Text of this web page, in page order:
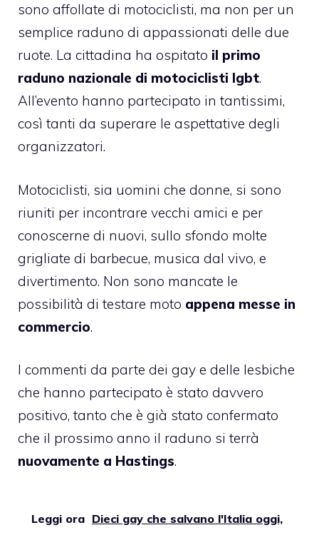
sono affollate di motociclisti, ma non per un
semplice raduno di appassionati delle due
ruote. La cittadina ha ospitato il primo
raduno nazionale di motociclisti lgbt.
All’evento hanno partecipato in tantissimi,
così tanti da superare le aspettative degli
organizzatori.
Motociclisti, sia uomini che donne, si sono
riuniti per incontrare vecchi amici e per
conoscerne di nuovi, sullo sfondo molte
grigliate di barbecue, musica dal vivo, e
divertimento. Non sono mancate le
possibilità di testare moto appena messe in
commercio.
I commenti da parte dei gay e delle lesbiche
che hanno partecipato è stato davvero
positivo, tanto che è già stato confermato
che il prossimo anno il raduno si terrà
nuovamente a Hastings.
Leggi ora Dieci gay che salvano l'Italia oggi,